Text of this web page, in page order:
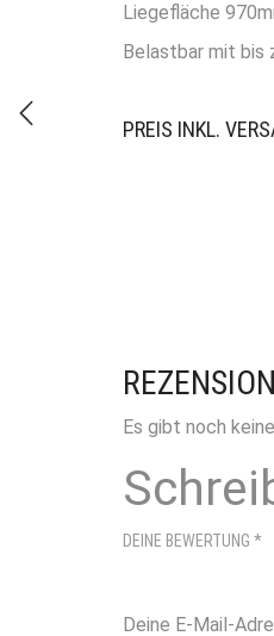
Liegefläche
Belastbar mit bis
PREIS INKL.
Es gibt noch
Deine E-Mail-
DEINE BEWERTUNG *